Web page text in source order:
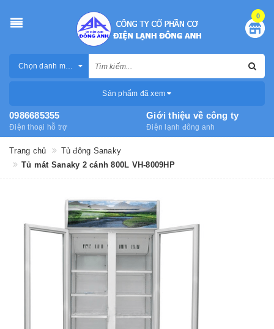
0
Chọn danh mục
Sản phẩm đã xem
0986685355
Điện thoại hỗ trợ
Giới thiệu về công ty
Điện lạnh đông anh
Trang chủ
Tủ đông Sanaky
Tủ mát Sanaky 2 cánh 800L VH-8009HP